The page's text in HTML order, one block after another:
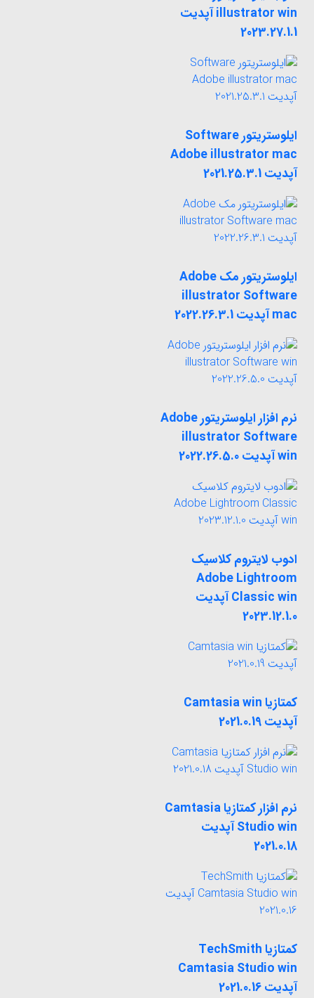
illustrator win آپدیت
2023.27.1.1
ایلوستریتور Software
Adobe illustrator mac
آپدیت 2021.25.3.1
ایلوستریتور مک Adobe
illustrator Software
mac آپدیت 2022.26.3.1
نرم افزار ایلوستریتور Adobe
illustrator Software
win آپدیت 2022.26.5.0
ادوب لایتروم کلاسیک
Adobe Lightroom
Classic win آپدیت
2023.12.1.0
کمتازیا Camtasia win
آپدیت 2021.0.19
نرم افزار کمتازیا Camtasia
Studio win آپدیت
2021.0.18
کمتازیا TechSmith
Camtasia Studio win
آپدیت 2021.0.16